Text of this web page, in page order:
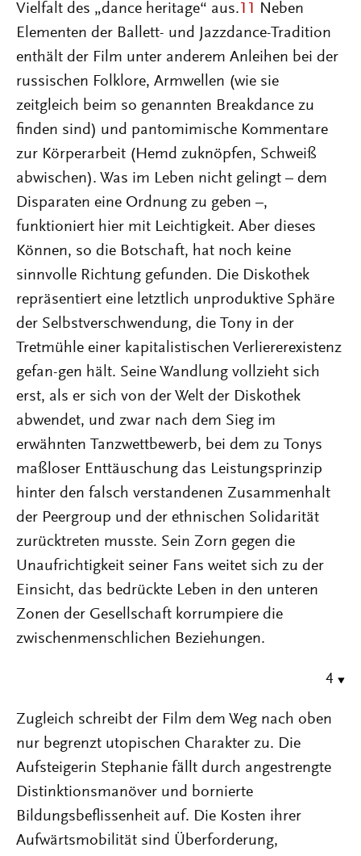
Vielfalt des „dance heritage“ aus. 11 Neben
Elementen der Ballett- und Jazzdance-Tradition
enthält der Film unter anderem Anleihen bei der
russischen Folklore, Armwellen (wie sie
zeitgleich beim so genannten Breakdance zu
finden sind) und pantomimische Kommentare
zur Körperarbeit (Hemd zuknöpfen, Schweiß
abwischen). Was im Leben nicht gelingt – dem
Disparaten eine Ordnung zu geben –,
funktioniert hier mit Leichtigkeit. Aber dieses
Können, so die Botschaft, hat noch keine
sinnvolle Richtung gefunden. Die Diskothek
repräsentiert eine letztlich unproduktive Sphäre
der Selbstverschwendung, die Tony in der
Tretmühle einer kapitalistischen Verliererexistenz
gefan-gen hält. Seine Wandlung vollzieht sich
erst, als er sich von der Welt der Diskothek
abwendet, und zwar nach dem Sieg im
erwähnten Tanzwettbewerb, bei dem zu Tonys
maßloser Enttäuschung das Leistungsprinzip
hinter den falsch verstandenen Zusammenhalt
der Peergroup und der ethnischen Solidarität
zurücktreten musste. Sein Zorn gegen die
Unaufrichtigkeit seiner Fans weitet sich zu der
Einsicht, das bedrückte Leben in den unteren
Zonen der Gesellschaft korrumpiere die
zwischenmenschlichen Beziehungen.
4
Zugleich schreibt der Film dem Weg nach oben
nur begrenzt utopischen Charakter zu. Die
Aufsteigerin Stephanie fällt durch angestrengte
Distinktionsmanöver und bornierte
Bildungsbeflissenheit auf. Die Kosten ihrer
Aufwärtsmobilität sind Überforderung,